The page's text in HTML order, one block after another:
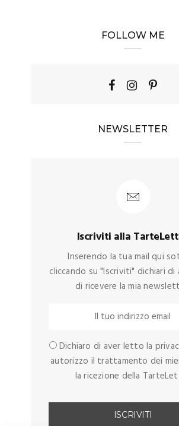
FOLLOW ME
NEWSLETTER
Iscriviti alla
Inserendo la tua mail qui
cliccando su "Iscriviti" dichiari
di ricevere la mia
Dichiaro di aver letto la
autorizzo il trattamento dei
la ricezione della